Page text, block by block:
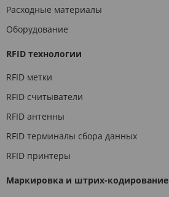
Расходные материалы
Оборудование
RFID технологии
RFID метки
RFID считыватели
RFID антенны
RFID терминалы сбора данных
RFID принтеры
Маркировка и штрих-кодирование